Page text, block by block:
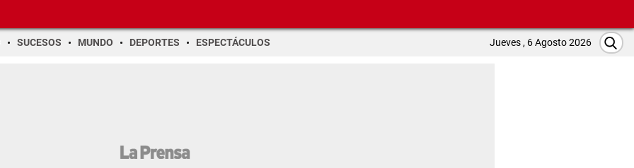
SUCESOS MUNDO DEPORTES ESPECTÁCULOS Jueves , 6 Agosto 2026